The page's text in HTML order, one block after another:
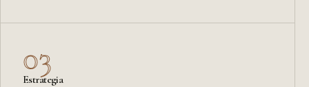
03
Estrategia